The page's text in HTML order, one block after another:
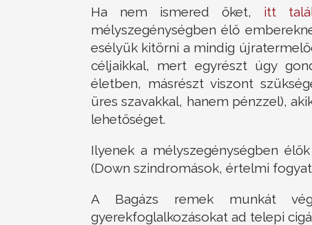
Ha nem ismered őket, itt
mélyszegénységben élő
esélyük kitörni a mindig
céljaikkal, mert egyrészt úgy
életben, másrészt viszont
üres szavakkal, hanem pénzzel),
lehetőséget.
Ilyenek a mélyszegénységben
(Down szindromások, értelmi
A Bagázs remek munkát
gyerekfoglalkozásokat ad telepi